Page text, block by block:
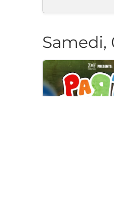
Samedi,